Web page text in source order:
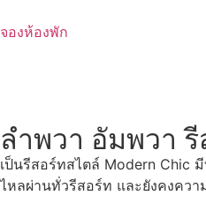
to
จองห้องพัก
ลำพวา อัมพวา
เป็นรีสอร์ทสไตล์ Modern Chic
ไหลผ่านทั่วรีสอร์ท และยังคงควา